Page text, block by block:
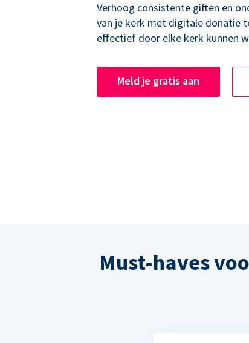
Verhoog consistente giften en
van je kerk met digitale donatie
effectief door elke kerk kunnen
Meld je gratis aan
Must-haves